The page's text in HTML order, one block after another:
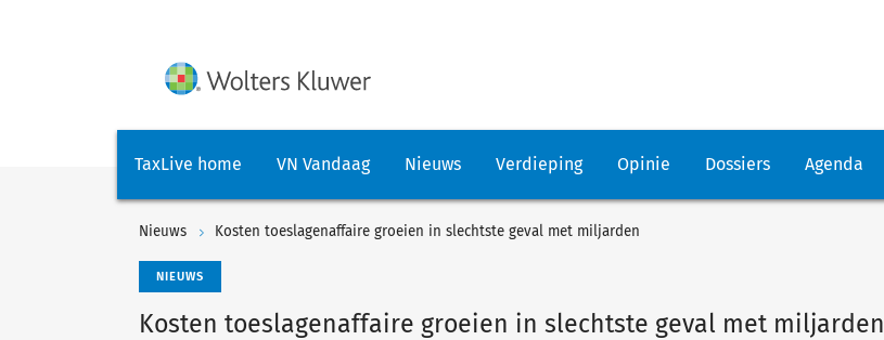
TaxLive home VN Vandaag Nieuws Verdieping Opinie Dossiers Agenda
Nieuws Kosten toeslagenaffaire groeien in slechtste geval met miljarden
NIEUWS
Kosten toeslagenaffaire groeien in slechtste geval met miljarden